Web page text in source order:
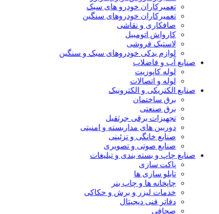
تعمیرکاران خودرو های سبک
تعمیرکاران خودروهای سنگین
صافکاری و نقاشی
کارواش اتومبیل
لاستیک فروشی
لوازم یدکی خودروهای سبک و سنگین
صنایع آب و فاضلاب
لوله کاپوزیت
لوله و اتصالات
صنایع الکتریکی و الکترونیک
برق ساختمان
برق صنعتی
تجهیزات برقی جرثقیل
دوربین های مداربسته و امنیتی
صنایع خانگی و تزئینی
صنایع صوتی و تصویری
صنایع چاپ و بسته بندی و تبلیغات
پاکت سازی
تابلو سازی ها
چاپخانه ها و چاپ بنر
خدمات لیزر و برش و حکاکی
دفاتر فنی دیجیتال
صحافی